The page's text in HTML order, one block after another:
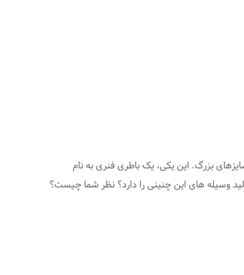
بزرگ. این یکی، یک باطری فنری به نام
وسیله های این چنینی را دارد؟ نظر شما چیست؟